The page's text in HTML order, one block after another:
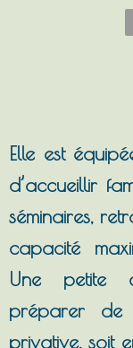
Elle est
d’accueillir
séminaires,
capacité
Une petite
préparer de
privative, soit